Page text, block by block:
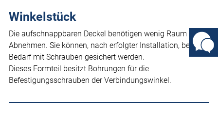
Winkelstück
Die aufschnappbaren Deckel benötigen wenig Raum beim
Abnehmen. Sie können, nach erfolgter Installation, bei
Bedarf mit Schrauben gesichert werden.
Dieses Formteil besitzt Bohrungen für die
Befestigungsschrauben der Verbindungswinkel.